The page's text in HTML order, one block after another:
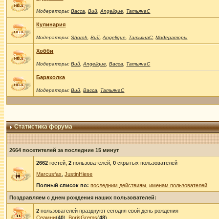
Модераторы:Васса ,Вий ,Angelique ТатьянаС
Кулинария
Модераторы:Shoroh ,Вий ,Angelique ТатьянаС ,Модераторы
Хобби
Модераторы:Вий ,Angelique ,Васса ТатьянаС
Барахолка
Модераторы:Вий ,Васса ТатьянаС
Статистика форума
2664 посетителей за последние 15 минут
2662 гостей,2 пользователей,0 скрытых пользователей
Marcusfax ,JustinHiese
Полный список по: последним действиям ,именам пользователей
Поздравляем с днем рождения наших пользователей:
2 пользователей празднуют сегодня свой день рождения
Сеамни(40), BorisGrems(48)